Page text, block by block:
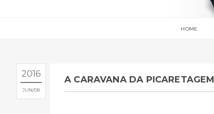
HOME
2016
JUN 08
A CARAVANA DA PICARETAGEM